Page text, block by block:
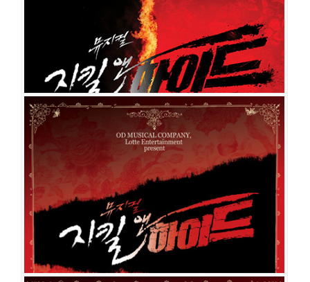
지킬 앤 하이드
공연일시
2019-09-03 ~ 2019-09-15
공연장
샤롯데씨어터
출연진
민우혁 전동석 윤공주아이비
이희정
강상범홍금단이창완 이상훈 김이삭이재현신재희
장은
희맹원태 김도현김준희남궁혜인허윤혜 김지훈이다경
정귀희
유환
윤나영